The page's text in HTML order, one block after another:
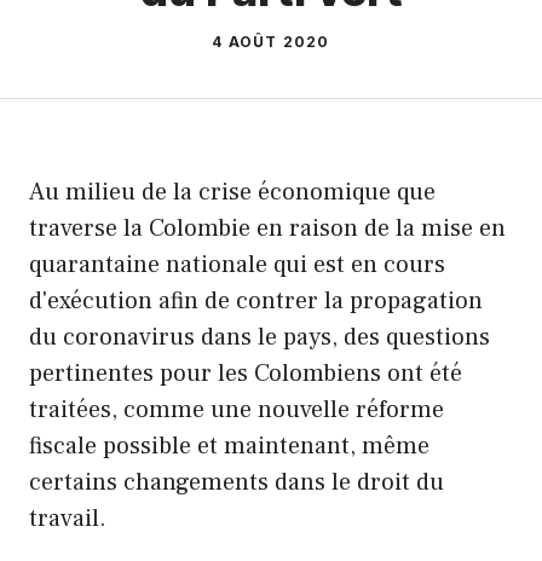
4 AOÛT 2020
Au milieu de la crise économique que
traverse la Colombie en raison de la mise en
quarantaine nationale qui est en cours
d'exécution afin de contrer la propagation
du coronavirus dans le pays, des questions
pertinentes pour les Colombiens ont été
traitées, comme une nouvelle réforme
fiscale possible et maintenant, même
certains changements dans le droit du
travail.